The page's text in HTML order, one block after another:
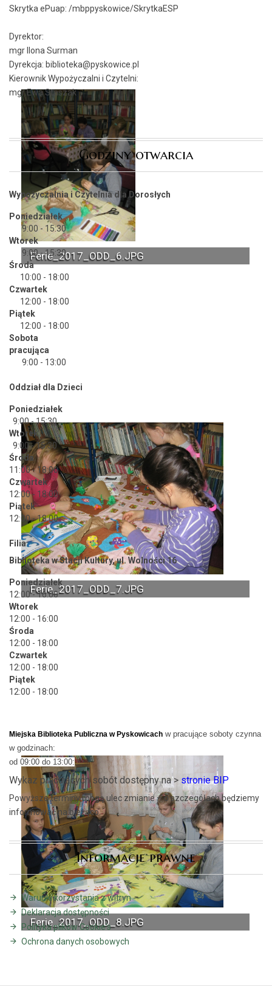
Ferie_2017_ODD_6.JPG
Ferie_2017_ODD_7.JPG
Ferie_2017_ODD_8.JPG
Skrytka ePuap: /mbppyskowice/SkrytkaESP
Dyrektor:
mgr Ilona Surman
Dyrekcja: biblioteka@pyskowice.pl
Kierownik Wypożyczalni i Czytelni:
mgr Ewa Staszak
Godziny otwarcia
Wypożyczalnia i Czytelnia dla Dorosłych
Poniedziałek
9:00 - 15:30
Wtorek
9:00 - 15:30
Środa
10:00 - 18:00
Czwartek
12:00 - 18:00
Piątek
12:00 - 18:00
Sobota
pracująca
9:00 - 13:00
Oddział dla Dzieci
Poniedziałek
9:00 - 15:30
Wtorek
9:00 - 15:30
Środa
11:00 - 18:00
Czwartek
12:00 - 18:00
Piątek
12:00 - 18:00
Filia
Biblioteka w Stacji Kultury, ul. Wolności 16
Poniedziałek
12:00 - 16:00
Wtorek
12:00 - 16:00
Środa
12:00 - 18:00
Czwartek
12:00 - 18:00
Piątek
12:00 - 18:00
Miejska Biblioteka Publiczna w Pyskowicach w pracujące soboty czynna
w godzinach:
od 09:00 do 13:00:
Wykaz pracujących sobót dostępny na > stronie BIP
Powyższe terminy mogą ulec zmianie – o szczegółach będziemy
informować na bieżąco.
Informacje prawne
Warunki korzystania z witryn
Deklaracja dostępności
Polityka plików Cookie's
Ochrona danych osobowych